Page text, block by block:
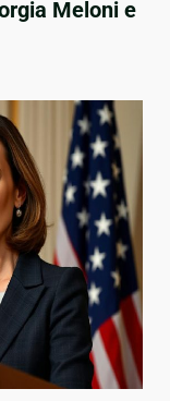
Meloni e